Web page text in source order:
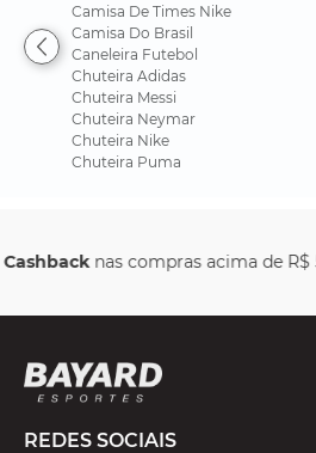
Camisa De Times Nike
Camisa Do Brasil
Caneleira Futebol
Chuteira Adidas
Chuteira Messi
Chuteira Neymar
Chuteira Nike
Chuteira Puma
Parcele em
REDES SOCIAIS